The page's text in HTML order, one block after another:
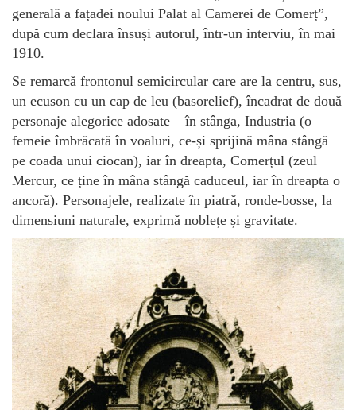
generală a fațadei noului Palat al Camerei de Comerț”,
după cum declara însuși autorul, într-un interviu, în mai
1910.
Se remarcă frontonul semicircular care are la centru, sus,
un ecuson cu un cap de leu (basorelief), încadrat de două
personaje alegorice adosate – în stânga, Industria (o
femeie îmbrăcată în voaluri, ce-și sprijină mâna stângă
pe coada unui ciocan), iar în dreapta, Comerțul (zeul
Mercur, ce ține în mâna stângă caduceul, iar în dreapta o
ancoră). Personajele, realizate în piatră, ronde-bosse, la
dimensiuni naturale, exprimă noblețe și gravitate.